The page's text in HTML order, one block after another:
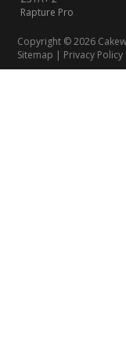
Rapture Pro
Copyright © 2026
Sitemap | Privacy Policy